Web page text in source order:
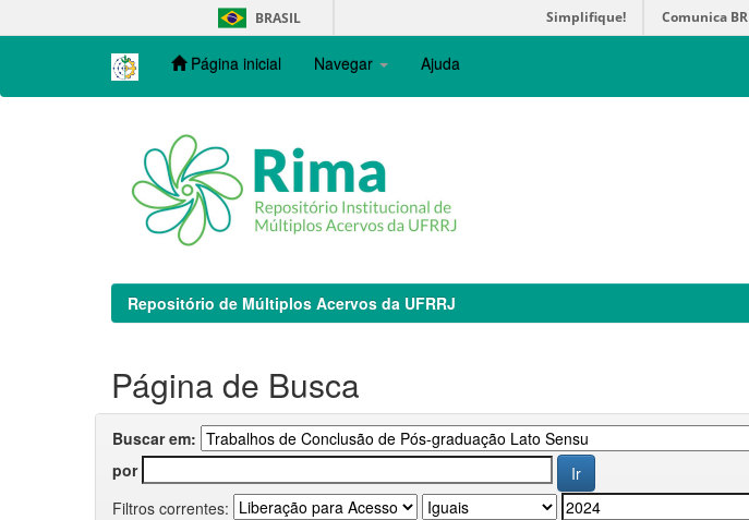
navigation
BRASIL Simplifique! Comunica BR
Página inicial Navegar Ajuda
Repositório de Múltiplos Acervos da UFRRJ
Página de Busca
Buscar em:
por
Filtros correntes: